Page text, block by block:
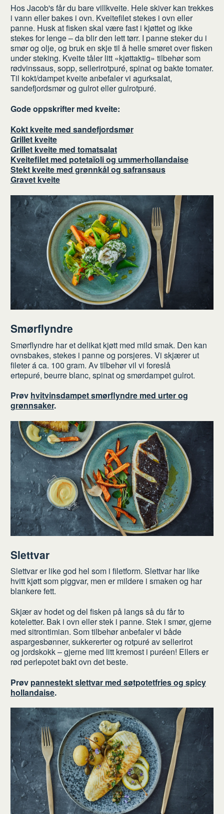
Hos Jacob's får du bare villkveite. Hele skiver kan trekkes
i vann eller bakes i ovn. Kveitefilet stekes i ovn eller
panne. Husk at fisken skal være fast i kjøttet og ikke
stekes for lenge – da blir den lett tørr. I panne steker du i
smør og olje, og bruk en skje til å helle smøret over fisken
under steking. Kveite tåler litt «kjøttaktig» tilbehør som
rødvinssaus, sopp, sellerirotpuré, spinat og bakte tomater.
Til kokt/dampet kveite anbefaler vi agurksalat,
sandefjordsmør og gulrot eller gulrotpuré.
Gode oppskrifter med kveite:
Kokt kveite med sandefjordsmør
Grillet kveite
Grillet kveite med tomatsalat
Kveitefilet med potetaïoli og ummerhollandaise
Stekt kveite med grønnkål og safransaus
Gravet kveite
Smørflyndre
Smørflyndre har et delikat kjøtt med mild smak. Den kan
ovnsbakes, stekes i panne og porsjeres. Vi skjærer ut
fileter á ca. 100 gram. Av tilbehør vil vi foreslå
ertepuré, beurre blanc, spinat og smørdampet gulrot.
Prøv hvitvinsdampet smørflyndre med urter og
grønnsaker.
Slettvar
Slettvar er like god hel som i filetform. Slettvar har like
hvitt kjøtt som piggvar, men er mildere i smaken og har
blankere fett.
Skjær av hodet og del fisken på langs så du får to
koteletter. Bak i ovn eller stek i panne. Stek i smør, gjerne
med sitrontimian. Som tilbehør anbefaler vi både
aspargesbønner, sukkererter og rotpuré av sellerirot
og jordskokk – gjerne med litt kremost i puréen! Ellers er
rød perlepotet bakt ovn det beste.
Prøv pannestekt slettvar med søtpotetfries og spicy
hollandaise.